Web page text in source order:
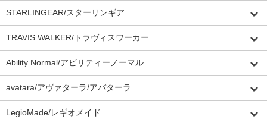
STARLINGEAR/スターリンギア
TRAVIS WALKER/トラヴィスワーカー
Ability Normal/アビリティーノーマル
avatara/アヴァターラ/アバターラ
LegioMade/レギオメイド